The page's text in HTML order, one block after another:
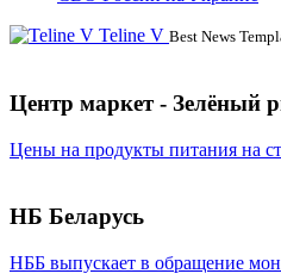
Teline V Best News
Центр маркет - Зелёный
Цены на продукты питания на
НБ Беларусь
НББ выпускает в обращение